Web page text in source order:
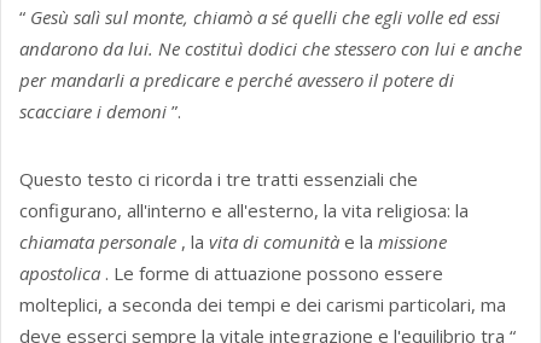
“ Gesù salì sul monte, chiamò a sé quelli che egli volle ed essi
andarono da lui. Ne costituì dodici che stessero con lui e anche
per mandarli a predicare e perché avessero il potere di
scacciare i demoni ”.
Questo testo ci ricorda i tre tratti essenziali che
configurano, all'interno e all'esterno, la vita religiosa: la
chiamata personale , la vita di comunità e la missione
apostolica . Le forme di attuazione possono essere
molteplici, a seconda dei tempi e dei carismi particolari, ma
deve esserci sempre la vitale integrazione e l'equilibrio tra “